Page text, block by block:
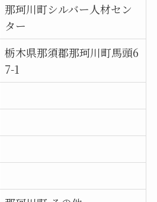
那珂川町シルバー人材セン
ター
栃木県那須郡那珂川町馬頭6
7-1